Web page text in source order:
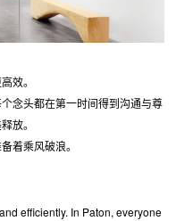
效。
念头都在第一时间得到沟通与尊
放。
着乘风破浪。
efficiently. In Paton, everyone